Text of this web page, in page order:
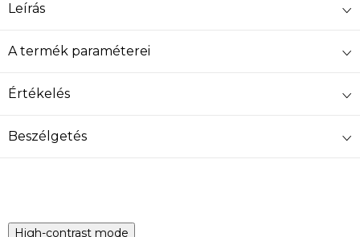
Leírás
A termék paraméterei
Értékelés
Beszélgetés
High-contrast mode